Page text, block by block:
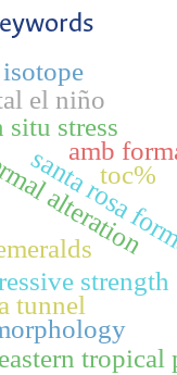
alteration
santa rosa
amb
strength
tunnel
situ stress
tropical
el niño
toc%